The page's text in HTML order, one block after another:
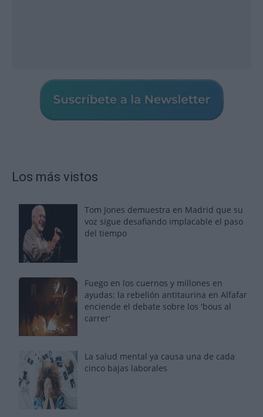
Los más vistos
Tom Jones demuestra en Madrid que su
voz sigue desafiando implacable el paso
del tiempo
Fuego en los cuernos y millones en
ayudas: la rebelión antitaurina en Alfafar
enciende el debate sobre los 'bous al
carrer'
La salud mental ya causa una de cada
cinco bajas laborales